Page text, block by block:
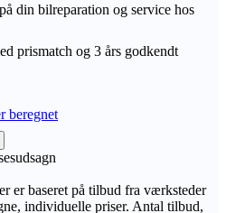
din bilreparation og service hos
prismatch og 3 års godkendt
beregnet
er baseret på tilbud fra værksteder
individuelle priser. Antal tilbud,